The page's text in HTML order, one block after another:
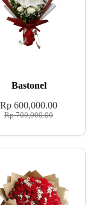
Bastonel
Rp700,000.00
Rp 600,000.00